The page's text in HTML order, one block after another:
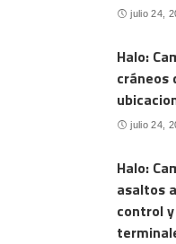
julio 24,
Halo:
cráneos
julio 24,
Halo:
asaltos
control